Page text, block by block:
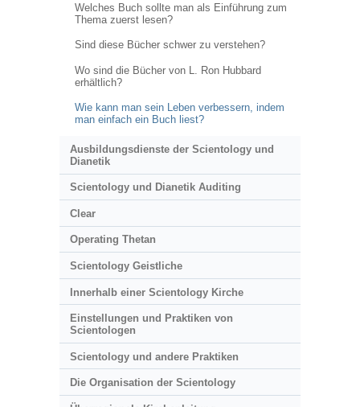
Welches Buch sollte man als Einführung zum
Thema zuerst lesen?
Sind diese Bücher schwer zu verstehen?
Wo sind die Bücher von L. Ron Hubbard
erhältlich?
Wie kann man sein Leben verbessern, indem
man einfach ein Buch liest?
Ausbildungsdienste der Scientology und
Dianetik
Scientology und Dianetik Auditing
Clear
Operating Thetan
Scientology Geistliche
Innerhalb einer Scientology Kirche
Einstellungen und Praktiken von
Scientologen
Scientology und andere Praktiken
Die Organisation der Scientology